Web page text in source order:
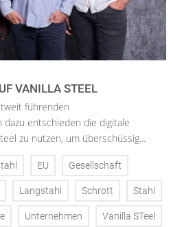
VANILLA STEEL
führenden
dazu entschieden die digitale
zu nutzen, um überschüssig...
EU Gesellschaft
Langstahl Schrott Stahl
Unternehmen Vanilla STeel